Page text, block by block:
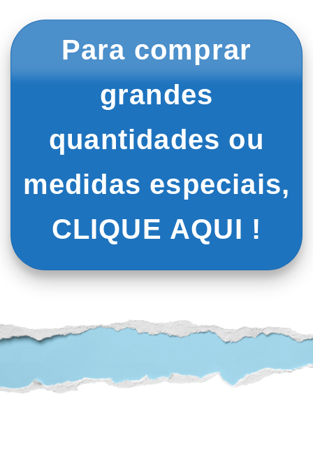
Para comprar
grandes
quantidades ou
medidas especiais,
CLIQUE AQUI !